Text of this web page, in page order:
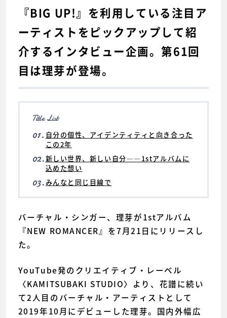
『BIG UP!』を利用している注目ア
ーティストをピックアップして紹
介するインタビュー企画。第61回
目は理芽が登場。
Title List
01. 自分の個性、アイデンティティと向き合った
この2年
02.新しい世界、新しい自分――1stアルバムに
込めた想い
03. みんなと同じ目線で
バーチャル・シンガー、理芽が1stアルバム
『NEW ROMANCER』を7月21日にリリースし
た。
YouTube発のクリエイティブ・レーベル
〈KAMITSUBAKI STUDIO〉より、花譜に続い
て2人目のバーチャル・アーティストとして
2019年10月にデビューした理芽。国内外幅広